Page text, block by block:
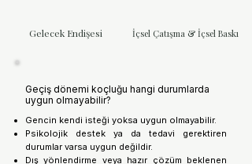
Gelecek Endişesi İçsel Çatışma & İçsel Baskı
Geçiş dönemi koçluğu hangi durumlarda
uygun olmayabilir?
Gencin kendi isteği yoksa uygun olmayabilir.
Psikolojik destek ya da tedavi gerektiren
durumlar varsa uygun değildir.
Dış yönlendirme veya hazır çözüm beklenen